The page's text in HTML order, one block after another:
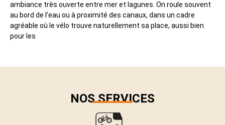
ambiance très ouverte entre mer et lagunes. On roule souvent
au bord de l’eau ou à proximité des canaux, dans un cadre
agréable où le vélo trouve naturellement sa place, aussi bien
pour les
NOS SERVICES